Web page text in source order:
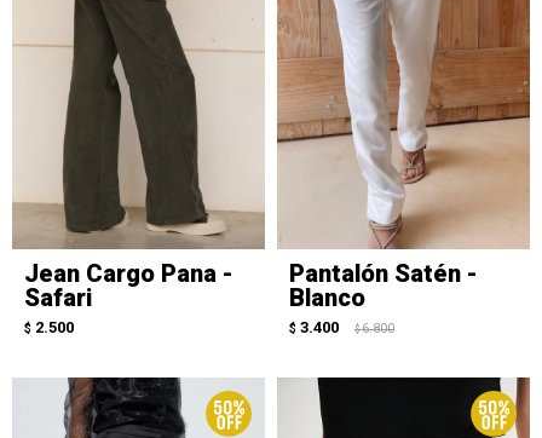
Jean Cargo Pana -
Safari
$ 2.500
Pantalón Satén -
Blanco
$ 3.400 $ 6.800